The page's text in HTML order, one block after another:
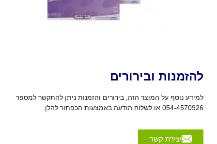
להזמנות ובירורים
למידע נוסף על המוצר הזה, בירורים והזמנות ניתן להתקשר למספר
054-4570926 או לשלוח הודעה באמצעות הכפתור להלן:
יצירת קשר